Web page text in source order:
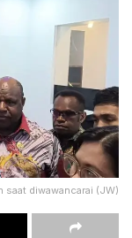
saat diwawancarai (JW)